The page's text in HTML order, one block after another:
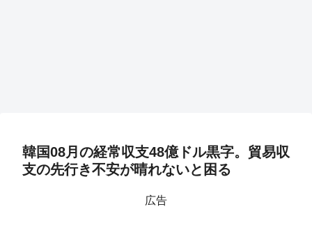
韓国08月の経常収支48億ドル黒字。貿易収
支の先行き不安が晴れないと困る
広告